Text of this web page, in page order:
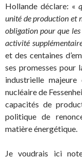
Hollande déclare: «
unité de production et
obligation pour que
activité
et des centaines
ses promesses pour
industrielle
nucléaire de
capacités de
politique de
matière énergétique.
Je voudrais ici